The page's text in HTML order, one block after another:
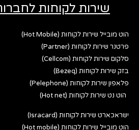
שירות לקוחות
הוט מובייל שירות לקוחות (Hot Mobile)
פרטנר שירות לקוחות (Partner)
סלקום שירות לקוחות (Cellcom)
בזק שירות לקוחות (Bezeq)
פלאפון שירות לקוחות (Pelephone)
הוט נט שירות לקוחות (Hot net)
ישראכארט שירות לקוחות (Isracard)
הוט מובייל שירות לקוחות (Hot mobile)